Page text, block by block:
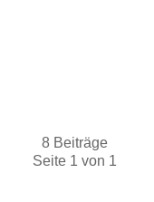
8 Beiträge
Seite 1 von 1